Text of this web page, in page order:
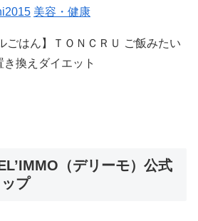
美容・健康
ごはん】ＴＯＮＣＲＵ ご飯みたい
換えダイエット
（デリーモ）公式
プ